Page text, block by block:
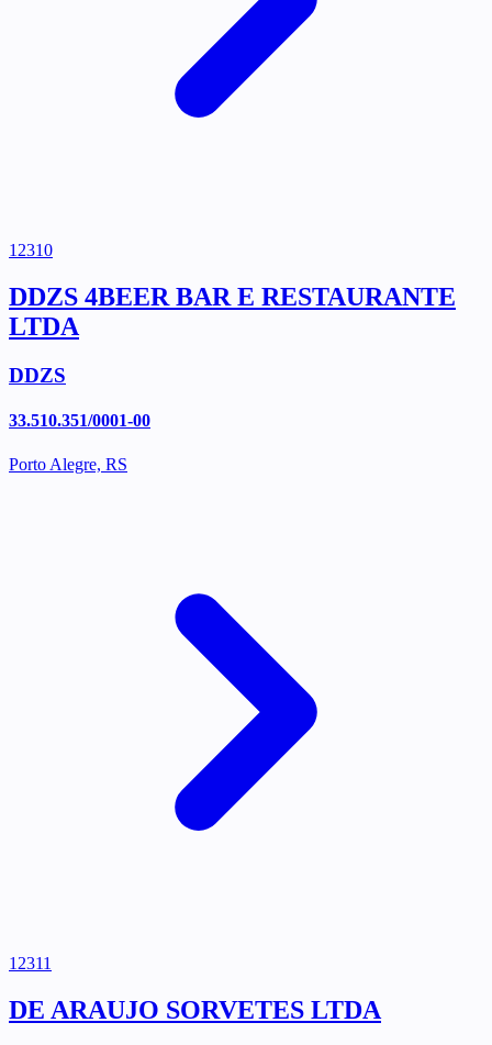
12310
DDZS 4BEER BAR E RESTAURANTE
LTDA
DDZS
33.510.351/0001-00
Porto Alegre, RS
12311
DE ARAUJO SORVETES LTDA